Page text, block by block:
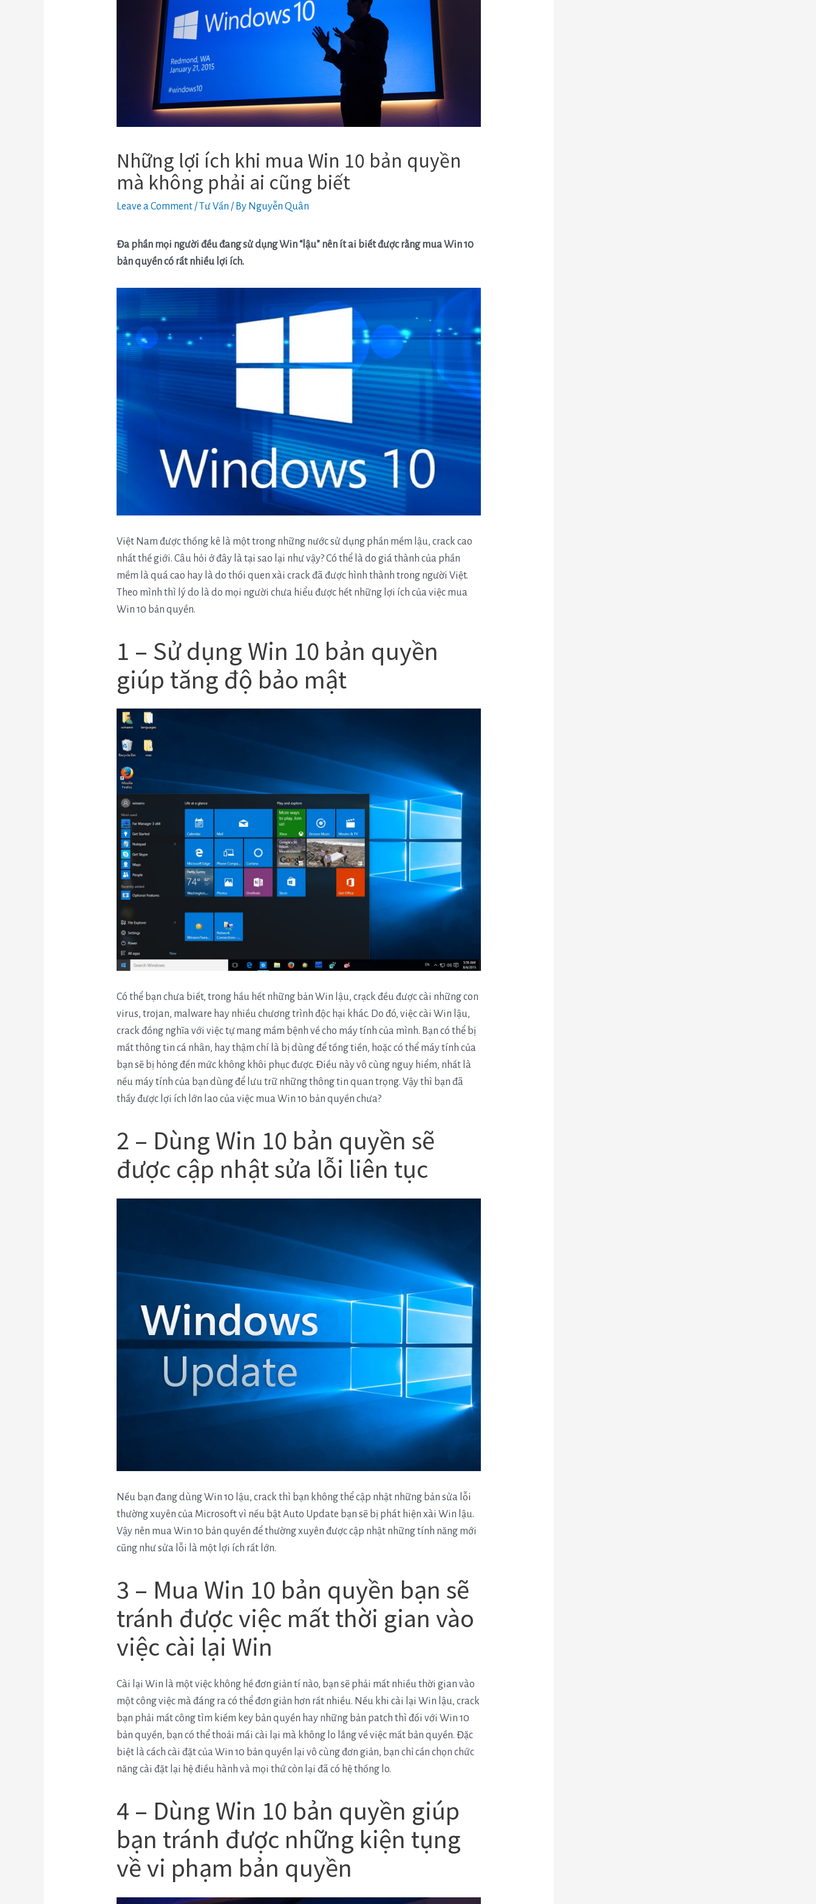
Những lợi ích khi mua Win 10 bản quyền
mà không phải ai cũng biết
Leave a Comment / Tư Vấn / By Nguyễn Quân
Đa phần mọi người đều đang sử dụng Win “lậu” nên ít ai biết được rằng mua Win 10
bản quyền có rất nhiều lợi ích.
Việt Nam được thống kê là một trong những nước sử dụng phần mềm lậu, crack cao
nhất thế giới. Câu hỏi ở đây là tại sao lại như vậy? Có thể là do giá thành của phần
mềm là quá cao hay là do thói quen xài crack đã được hình thành trong người Việt.
Theo mình thì lý do là do mọi người chưa hiểu được hết những lợi ích của việc mua
Win 10 bản quyền.
1 – Sử dụng Win 10 bản quyền
giúp tăng độ bảo mật
Có thể bạn chưa biết, trong hầu hết những bản Win lậu, crạck đều được cài những con
virus, trojan, malware hay nhiều chương trình độc hại khác. Do đó, việc cài Win lậu,
crack đồng nghĩa với việc tự mang mầm bệnh về cho máy tính của mình. Bạn có thể bị
mất thông tin cá nhân, hay thậm chí là bị dùng để tống tiền, hoặc có thể máy tính của
bạn sẽ bị hỏng đến mức không khôi phục được. Điều này vô cùng nguy hiểm, nhất là
nếu máy tính của bạn dùng để lưu trữ những thông tin quan trọng. Vậy thì bạn đã
thấy được lợi ích lớn lao của việc mua Win 10 bản quyền chưa?
2 – Dùng Win 10 bản quyền sẽ
được cập nhật sửa lỗi liên tục
Nếu bạn đang dùng Win 10 lậu, crack thì bạn không thể cập nhật những bản sửa lỗi
thường xuyên của Microsoft vì nếu bật Auto Update bạn sẽ bị phát hiện xài Win lậu.
Vậy nên mua Win 10 bản quyền để thường xuyên được cập nhật những tính năng mới
cũng như sửa lỗi là một lợi ích rất lớn.
3 – Mua Win 10 bản quyền bạn sẽ
tránh được việc mất thời gian vào
việc cài lại Win
Cài lại Win là một việc không hề đơn giản tí nào, bạn sẽ phải mất nhiều thời gian vào
một công việc mà đáng ra có thể đơn giản hơn rất nhiều. Nếu khi cài lại Win lậu, crack
bạn phải mất công tìm kiếm key bản quyền hay những bản patch thì đối với Win 10
bản quyền, bạn có thể thoải mái cài lại mà không lo lắng về việc mất bản quyền. Đặc
biệt là cách cài đặt của Win 10 bản quyền lại vô cùng đơn giản, bạn chỉ cần chọn chức
năng cài đặt lại hệ điều hành và mọi thứ còn lại đã có hệ thống lo.
4 – Dùng Win 10 bản quyền giúp
bạn tránh được những kiện tụng
về vi phạm bản quyền